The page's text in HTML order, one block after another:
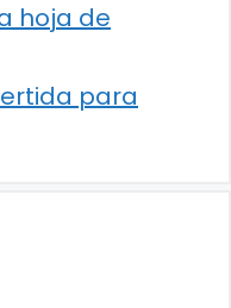
hoja de
para